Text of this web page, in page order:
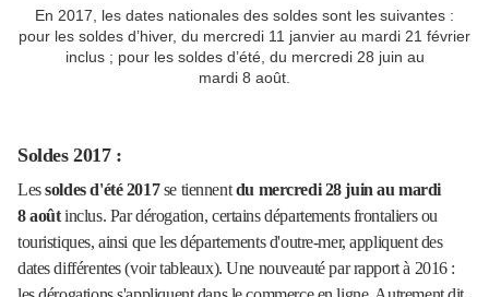
En 2017, les dates nationales des soldes sont les suivantes :
pour les soldes d’hiver, du mercredi 11 janvier au mardi 21 février
inclus ; pour les soldes d’été, du mercredi 28 juin au
mardi 8 août.
Soldes 2017 :
Lessoldes d'été 2017se tiennent du mercredi 28 juin au mardi
8 aoûtinclus. Par dérogation, certains départements frontaliers ou
touristiques, ainsi que les départements d'outre-mer, appliquent des
dates différentes (voir tableaux). Une nouveauté par rapport à 2016 :